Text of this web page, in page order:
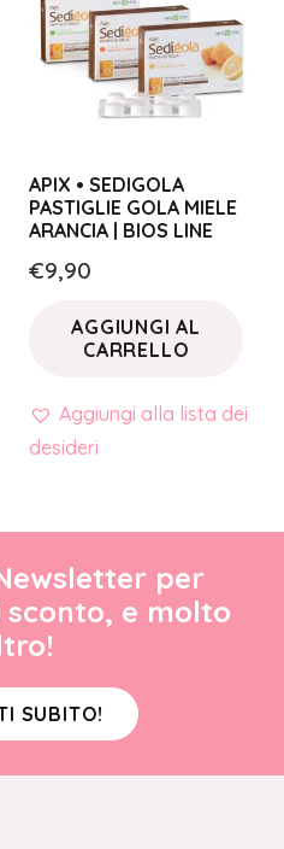
APIX • SEDIGOLA
PASTIGLIE GOLA MIELE
ARANCIA | BIOS LINE
€9,90
AGGIUNGI AL
CARRELLO
Aggiungi alla lista dei
desideri
per
sconto, e molto
SUBITO!